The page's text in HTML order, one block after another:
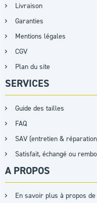
Livraison
Garanties
Mentions légales
CGV
Plan du site
SERVICES
Guide des tailles
FAQ
SAV (entretien &
Satisfait, échangé ou
A PROPOS
En savoir plus à propos de